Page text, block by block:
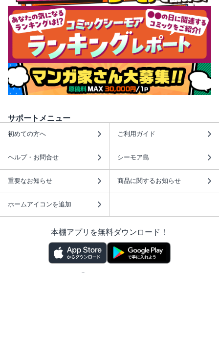
サポートメニュー
初めての方へ ご利用ガイド
ヘルプ・お問合せ シーモア島
重要なお知らせ 商品に関するお知らせ
ホームアイコンを追加
本棚アプリを無料ダウンロード！